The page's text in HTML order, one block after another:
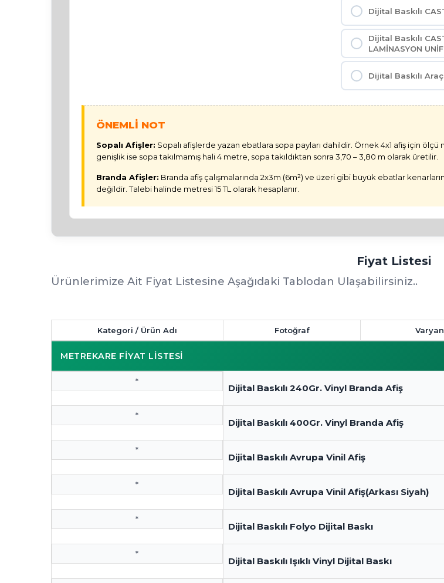
Dijital Baskılı
Dijital Baskılı
LAMİNASYON
Dijital Baskılı
ÖNEMLİ NOT
Sopalı Afişler: Sopalı afişlerde yazan ebatlara sopa payları dahildir. Örnek 4x1 afiş için
genişlik ise sopa takılmamış hali 4 metre, sopa takıldıktan sonra 3,70 – 3,80 m olarak üretilir.
Branda Afişler: Branda afiş çalışmalarında 2x3m (6m²) ve üzeri gibi büyük ebatlar
değildir. Talebi halinde metresi 15 TL olarak hesaplanır.
Fiyat Listesi
Ürünlerimize Ait Fiyat Listesine Aşağıdaki Tablodan Ulaşabilirsiniz..
Kategori / Ürün Adı Fotoğraf
METREKARE FİYAT LİSTESİ
*
Dijital Baskılı 240Gr. Vinyl Branda Afiş
*
Dijital Baskılı 400Gr. Vinyl Branda Afiş
*
Dijital Baskılı Avrupa Vinil Afiş
*
Dijital Baskılı Avrupa Vinil Afiş(Arkası Siyah)
*
Dijital Baskılı Folyo Dijital Baskı
*
Dijital Baskılı Işıklı Vinyl Dijital Baskı